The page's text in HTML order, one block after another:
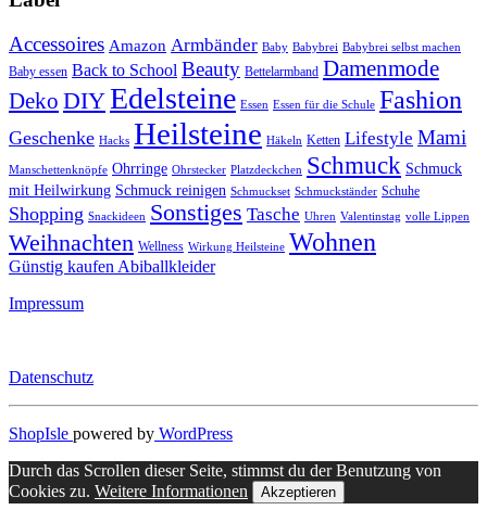
Accessoires Amazon Armbänder Baby Babybrei Babybrei selbst machen
Baby essen Back to School Beauty Bettelarmband Damenmode
Deko DIYEdelsteine Essen Essen für die Schule Fashion
Geschenke Hacks Heilsteine Häkeln Ketten Lifestyle Mami
Manschettenknöpfe Ohrringe Ohrstecker Platzdeckchen Schmuck Schmuck
mit Heilwirkung Schmuck reinigen Schmuckset Schmuckständer Schuhe
Shopping Snackideen Sonstiges Tasche Uhren Valentinstag volle Lippen
Weihnachten Wellness Wirkung Heilsteine Wohnen
Günstig kaufen Abiballkleider
Impressum
Datenschutz
ShopIsle powered by WordPress
Durch das Scrollen dieser Seite, stimmst du der Benutzung von
Cookies zu. Weitere Informationen Akzeptieren